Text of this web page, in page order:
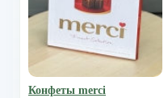
Конфеты merci